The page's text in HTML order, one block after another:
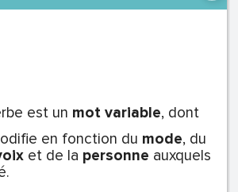
est un mot variable, dont
en fonction du mode, du
et de la personne auxquels